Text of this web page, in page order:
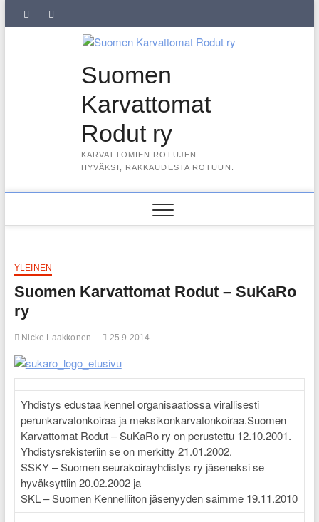
SuKaRo
Instagramisssa
kysytyt
meksikolaiset
perulaiset
jäsenrekisterin
Suomen
Karvattomat
Rodut ry
KARVATTOMIEN ROTUJEN
HYVÄKSI, RAKKAUDESTA ROTUUN.
YLEINEN
Suomen Karvattomat Rodut – SuKaRo
ry
Nicke Laakkonen 25.9.2014
Yhdistys edustaa kennel organisaatiossa virallisesti
perunkarvatonkoiraa ja meksikonkarvatonkoiraa.Suomen
Karvattomat Rodut – SuKaRo ry on perustettu 12.10.2001.
Yhdistysrekisteriin se on merkitty 21.01.2002.
SSKY – Suomen seurakoirayhdistys ry jäseneksi se
hyväksyttiin 20.02.2002 ja
SKL – Suomen Kennelliiton jäsenyyden saimme 19.11.2010